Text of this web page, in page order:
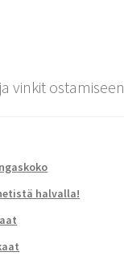
vinkit ostamiseen
halvalla!